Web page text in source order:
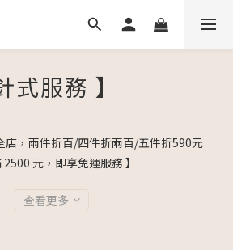
式服務 】
店，兩件折百/四件折兩百/五件折590元
元，即享免運服務 】
查看更多